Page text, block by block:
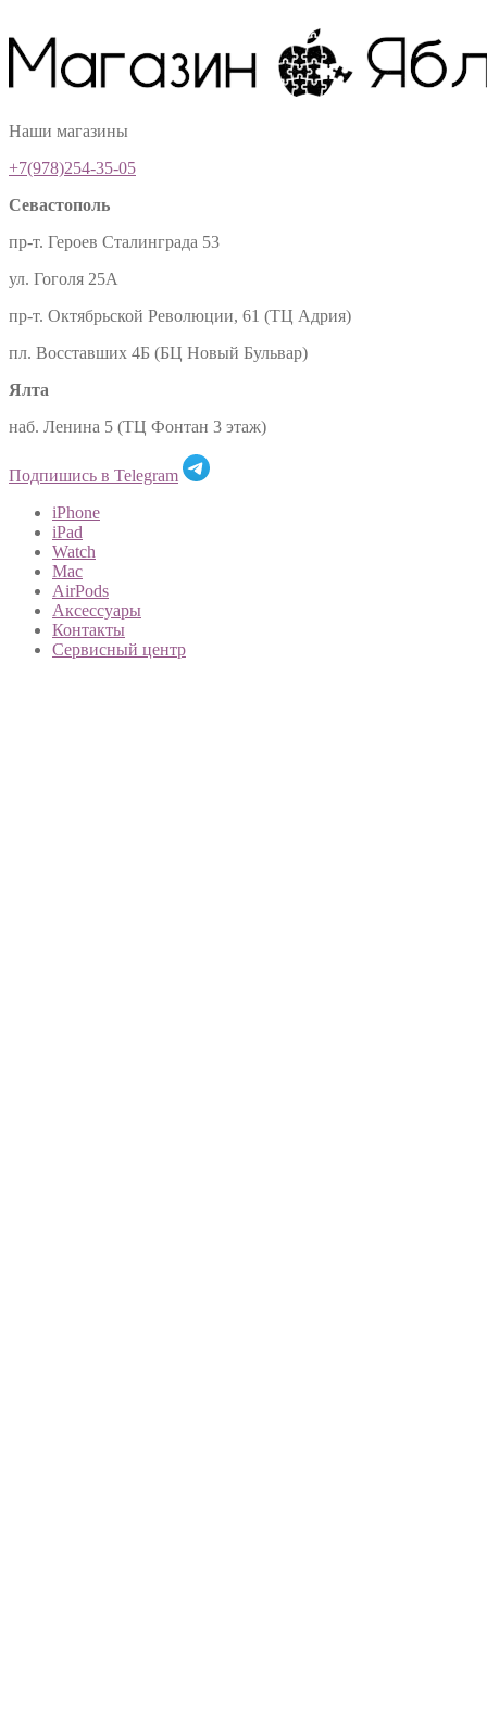
Наши магазины
+7(978)254-35-05
Севастополь
пр-т. Героев Сталинграда 53
ул. Гоголя 25А
пр-т. Октябрьской Революции, 61 (ТЦ Адрия)
пл. Восставших 4Б (БЦ Новый Бульвар)
Ялта
наб. Ленина 5 (ТЦ Фонтан 3 этаж)
Подпишись в Telegram
iPhone
iPad
Watch
Mac
AirPods
Аксессуары
Контакты
Сервисный центр